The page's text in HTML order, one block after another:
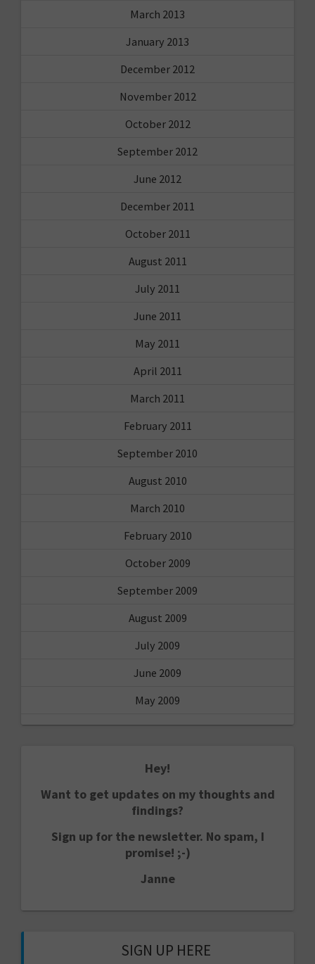
March 2013
January 2013
December 2012
November 2012
October 2012
September 2012
June 2012
December 2011
October 2011
August 2011
July 2011
June 2011
May 2011
April 2011
March 2011
February 2011
September 2010
August 2010
March 2010
February 2010
October 2009
September 2009
August 2009
July 2009
June 2009
May 2009
Hey!
Want to get updates on my thoughts and
findings?
Sign up for the newsletter. No spam, I
promise! ;-)
Janne
SIGN UP HERE